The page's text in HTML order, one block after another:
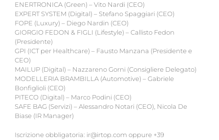
ENERTRONICA (Green) – Vito Nardi (CEO)
EXPERT SYSTEM (Digital) – Stefano Spaggiari (CEO)
FOPE (Luxury) – Diego Nardin (CEO)
GIORGIO FEDON & FIGLI (Lifestyle) – Callisto Fedon
(Presidente)
GPI (ICT per Healthcare) – Fausto Manzana (Presidente e
CEO)
MAILUP (Digital) – Nazzareno Gorni (Consigliere Delegato)
MODELLERIA BRAMBILLA (Automotive) – Gabriele
Bonfiglioli (CEO)
PITECO (Digital) – Marco Podini (CEO)
SAFE BAG (Servizi) – Alessandro Notari (CEO), Nicola De
Biase (IR Manager)
Iscrizione obbligatoria: ir@irtop.com oppure +39